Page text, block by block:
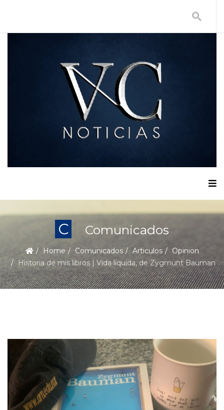
C Comunicados
Home Comunicados Articulos
Opinion
Historia de mis libros | Vida líquida, de Zygmunt Bauman